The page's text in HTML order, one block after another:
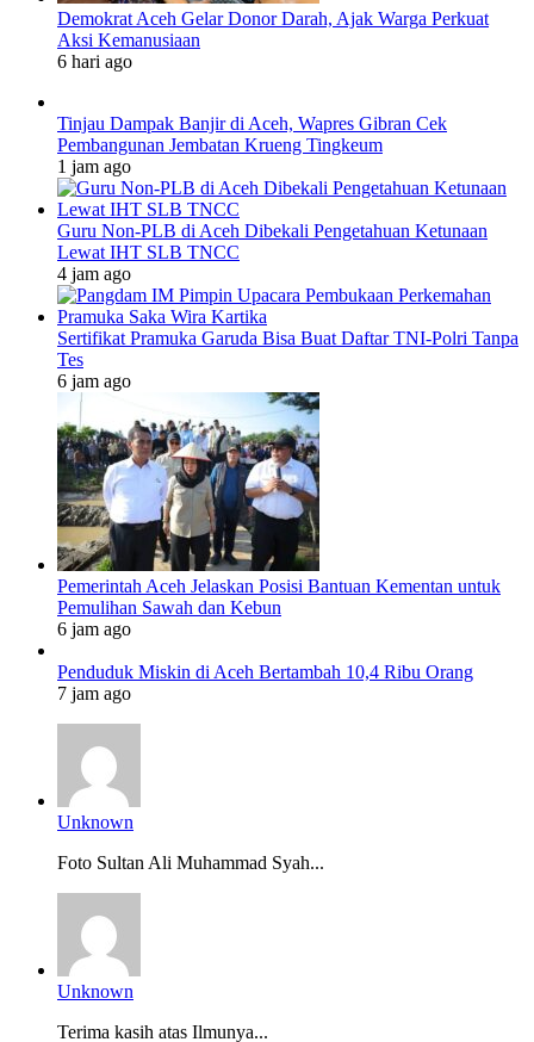
Demokrat Aceh Gelar Donor Darah, Ajak Warga Perkuat
Aksi Kemanusiaan
6 hari ago
Tinjau Dampak Banjir di Aceh, Wapres Gibran Cek
Pembangunan Jembatan Krueng Tingkeum
1 jam ago
Guru Non-PLB di Aceh Dibekali Pengetahuan Ketunaan
Lewat IHT SLB TNCC
4 jam ago
Sertifikat Pramuka Garuda Bisa Buat Daftar TNI-Polri Tanpa
Tes
6 jam ago
Pemerintah Aceh Jelaskan Posisi Bantuan Kementan untuk
Pemulihan Sawah dan Kebun
6 jam ago
Penduduk Miskin di Aceh Bertambah 10,4 Ribu Orang
7 jam ago
Unknown
Foto Sultan Ali Muhammad Syah...
Unknown
Terima kasih atas Ilmunya...